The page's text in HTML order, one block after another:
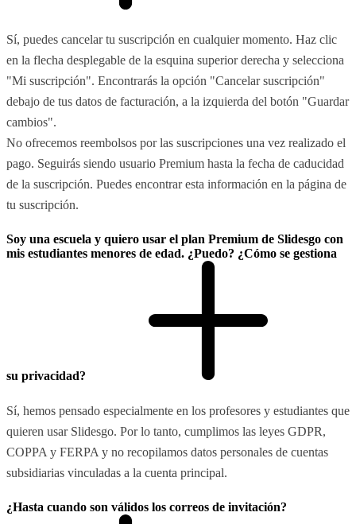
Sí, puedes cancelar tu suscripción en cualquier momento. Haz clic
en la flecha desplegable de la esquina superior derecha y selecciona
"Mi suscripción". Encontrarás la opción "Cancelar suscripción"
debajo de tus datos de facturación, a la izquierda del botón "Guardar
cambios".
No ofrecemos reembolsos por las suscripciones una vez realizado el
pago. Seguirás siendo usuario Premium hasta la fecha de caducidad
de la suscripción. Puedes encontrar esta información en la página de
tu suscripción.
Soy una escuela y quiero usar el plan Premium de Slidesgo con
mis estudiantes menores de edad. ¿Puedo? ¿Cómo se gestiona
su privacidad?
Sí, hemos pensado especialmente en los profesores y estudiantes que
quieren usar Slidesgo. Por lo tanto, cumplimos las leyes GDPR,
COPPA y FERPA y no recopilamos datos personales de cuentas
subsidiarias vinculadas a la cuenta principal.
¿Hasta cuando son válidos los correos de invitación?